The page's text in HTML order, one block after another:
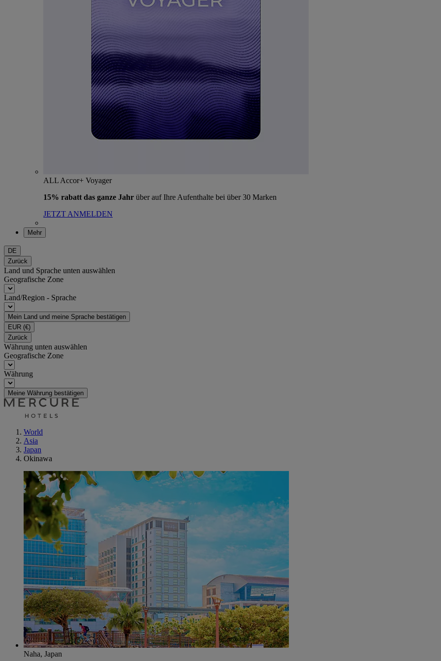
ALL Accor+ Voyager
15% rabatt das ganze Jahr über auf Ihre Aufenthalte bei über 30 Marken
JETZT ANMELDEN
Mehr
DE
Zurück
Land und Sprache unten auswählen
Geografische Zone
Land/Region - Sprache
Mein Land und meine Sprache bestätigen
EUR (€)
Zurück
Währung unten auswählen
Geografische Zone
Währung
Meine Währung bestätigen
World
Asia
Japan
Okinawa
Naha, Japan